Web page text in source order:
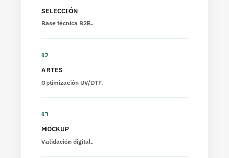
SELECCIÓN
Base técnica B2B.
02
ARTES
Optimización UV/DTF.
03
MOCKUP
Validación digital.